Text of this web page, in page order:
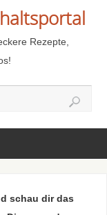
Rezepte,
schau dir das